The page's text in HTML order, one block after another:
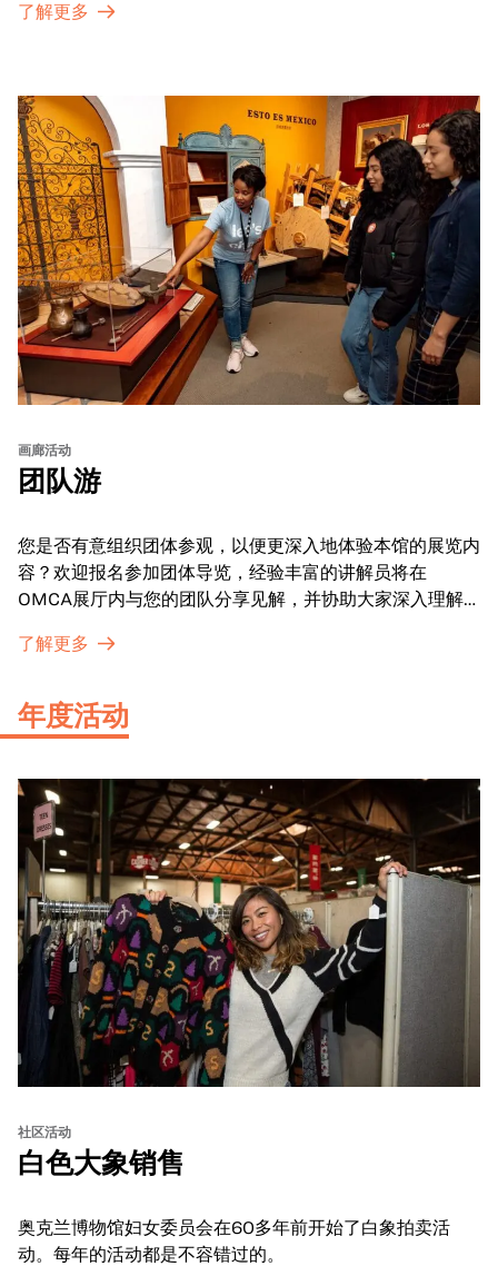
了解更多
画廊活动
团队游
您是否有意组织团体参观，以便更深入地体验本馆的展览内
容？欢迎报名参加团体导览，经验丰富的讲解员将在
OMCA展厅内与您的团队分享见解，并协助大家深入理解
了解更多
年度活动
社区活动
白色大象销售
奥克兰博物馆妇女委员会在60多年前开始了白象拍卖活
动。每年的活动都是不容错过的。